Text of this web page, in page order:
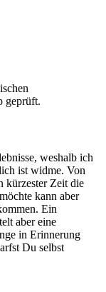
geprüft.
weshalb ich
ist widme. Von
kürzester Zeit die
kann aber
Ein
aber eine
in Erinnerung
Du selbst